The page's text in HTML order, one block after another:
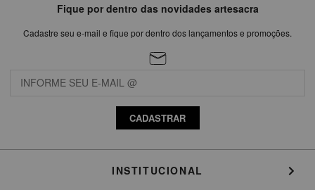
Fique por dentro das novidades artesacra
Cadastre seu e-mail e fique por dentro dos lançamentos e promoções.
CADASTRAR
INSTITUCIONAL